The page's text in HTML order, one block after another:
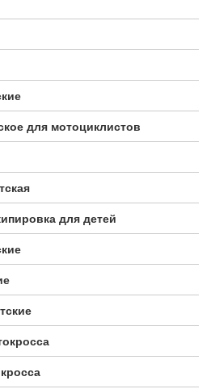
для мотоциклистов
для детей